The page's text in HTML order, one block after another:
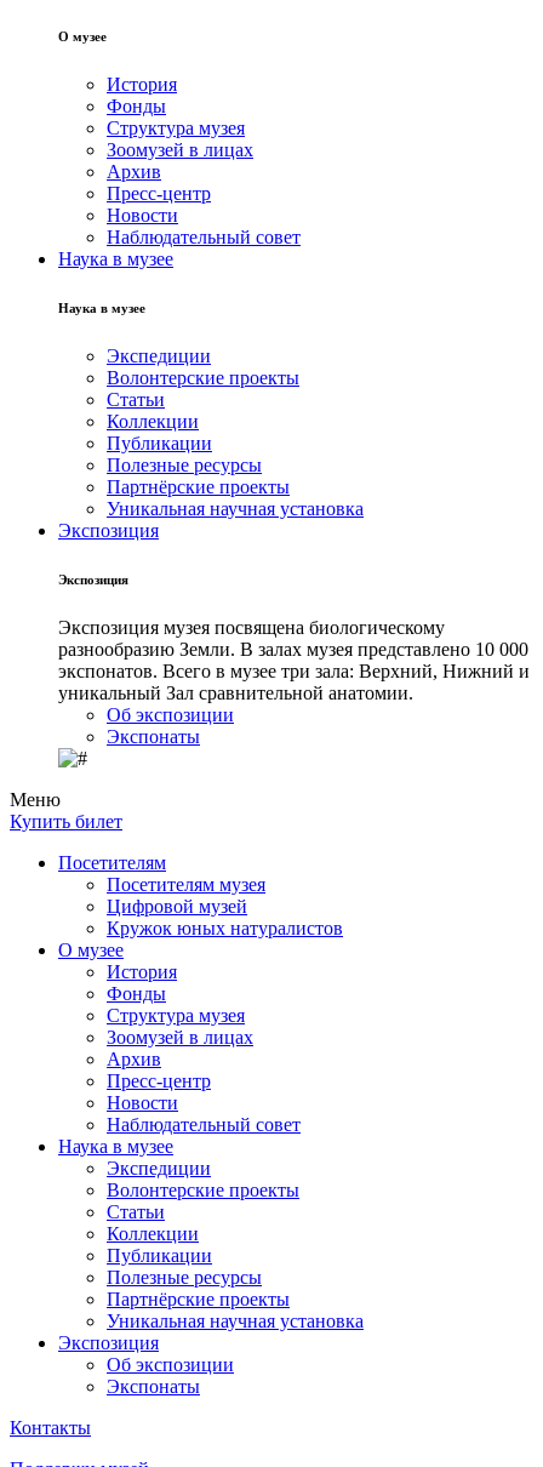
О музее
История
Фонды
Структура музея
Зоомузей в лицах
Архив
Пресс-центр
Новости
Наблюдательный совет
Наука в музее
Наука в музее
Экспедиции
Волонтерские проекты
Статьи
Коллекции
Публикации
Полезные ресурсы
Партнёрские проекты
Уникальная научная установка
Экспозиция
Экспозиция
Экспозиция музея посвящена биологическому
разнообразию Земли. В залах музея представлено 10 000
экспонатов. Всего в музее три зала: Верхний, Нижний и
уникальный Зал сравнительной анатомии.
Об экспозиции
Экспонаты
Меню
Купить билет
Посетителям
Посетителям музея
Цифровой музей
Кружок юных натуралистов
О музее
История
Фонды
Структура музея
Зоомузей в лицах
Архив
Пресс-центр
Новости
Наблюдательный совет
Наука в музее
Экспедиции
Волонтерские проекты
Статьи
Коллекции
Публикации
Полезные ресурсы
Партнёрские проекты
Уникальная научная установка
Экспозиция
Об экспозиции
Экспонаты
Контакты